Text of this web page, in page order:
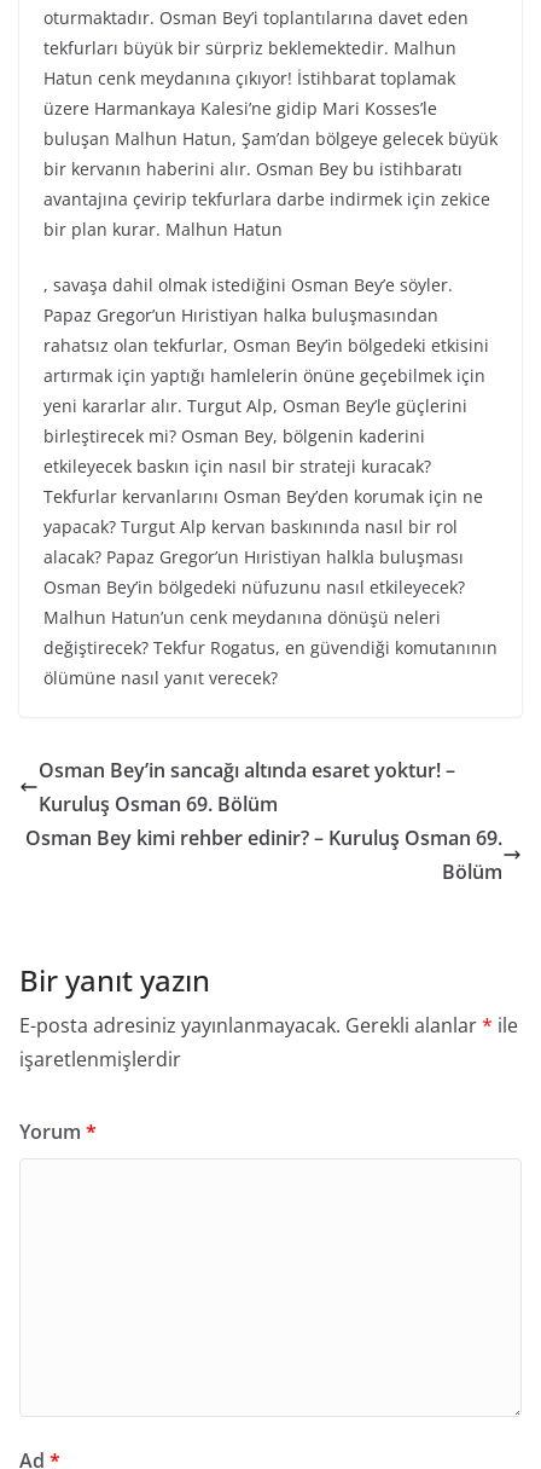
oturmaktadır. Osman Bey’i toplantılarına davet eden
tekfurları büyük bir sürpriz beklemektedir. Malhun
Hatun cenk meydanına çıkıyor! İstihbarat toplamak
üzere Harmankaya Kalesi’ne gidip Mari Kosses’le
buluşan Malhun Hatun, Şam’dan bölgeye gelecek büyük
bir kervanın haberini alır. Osman Bey bu istihbaratı
avantajına çevirip tekfurlara darbe indirmek için zekice
bir plan kurar. Malhun Hatun
, savaşa dahil olmak istediğini Osman Bey’e söyler.
Papaz Gregor’un Hıristiyan halka buluşmasından
rahatsız olan tekfurlar, Osman Bey’in bölgedeki etkisini
artırmak için yaptığı hamlelerin önüne geçebilmek için
yeni kararlar alır. Turgut Alp, Osman Bey’le güçlerini
birleştirecek mi? Osman Bey, bölgenin kaderini
etkileyecek baskın için nasıl bir strateji kuracak?
Tekfurlar kervanlarını Osman Bey’den korumak için ne
yapacak? Turgut Alp kervan baskınında nasıl bir rol
alacak? Papaz Gregor’un Hıristiyan halkla buluşması
Osman Bey’in bölgedeki nüfuzunu nasıl etkileyecek?
Malhun Hatun’un cenk meydanına dönüşü neleri
değiştirecek? Tekfur Rogatus, en güvendiği komutanının
ölümüne nasıl yanıt verecek?
Osman Bey’in sancağı altında esaret yoktur! –
Kuruluş Osman 69. Bölüm
Osman Bey kimi rehber edinir? – Kuruluş Osman 69.
Bölüm
Bir yanıt yazın
E-posta adresiniz yayınlanmayacak. Gerekli alanlar* ile
işaretlenmişlerdir
Yorum *
Ad *